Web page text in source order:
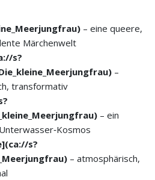
– eine queere,
Märchenwelt
s?
–
transformativ
– ein
s?
– atmosphärisch,